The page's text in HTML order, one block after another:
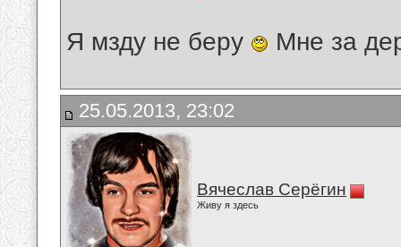
Я мзду не беру Мне за
25.05.2013, 23:02
Вячеслав Серёгин
Живу я здесь